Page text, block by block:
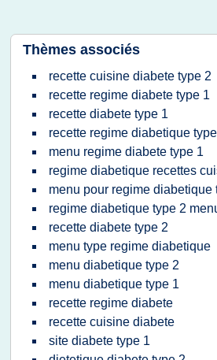
Thèmes associés
recette cuisine diabete type 2
recette regime diabete type 1
recette diabete type 1
recette regime diabetique
menu regime diabete type 1
regime diabetique recettes
menu pour regime diabetique
regime diabetique type 2
recette diabete type 2
menu type regime diabetique
menu diabetique type 2
menu diabetique type 1
recette regime diabete
recette cuisine diabete
site diabete type 1